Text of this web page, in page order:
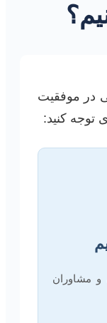
در موفقیت
توجه کنید:
و مشاوران